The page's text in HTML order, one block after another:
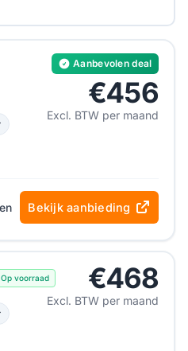
Aanbevolen deal
€456
Excl. BTW per maand
Bekijk aanbieding
Op voorraad €468
Excl. BTW per maand